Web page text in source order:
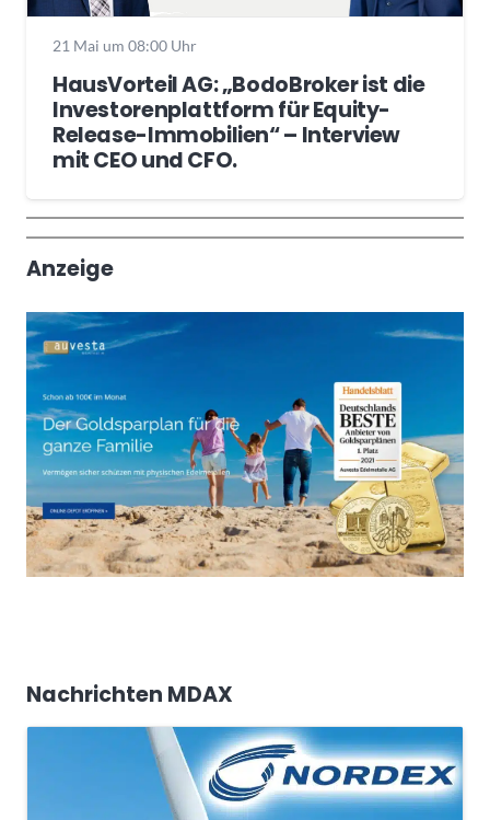
21 Mai um 08:00 Uhr
HausVorteil AG: „BodoBroker ist die
Investorenplattform für Equity-
Release-Immobilien“ – Interview
mit CEO und CFO.
Wochenrückblick
Trendthemen
Anzeige
Nachrichten MDAX